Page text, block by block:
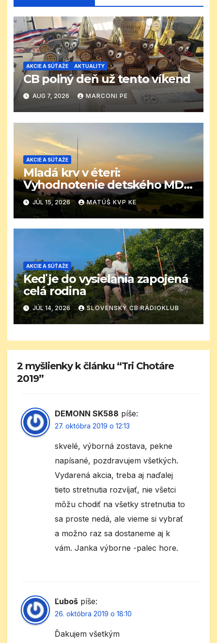
AKCIE A SÚŤAŽE AKTUALITY
CB poľný deň už tento víkend
AUG 7, 2026 MARCONI PE
AKCIE A SÚŤAŽE
Mladá krv v éteri:
Vyhodnotenie detského MDD
CB závodu
JÚL 15, 2026 MATÚŠ KVP KE
AKCIE A SÚŤAŽE
Keď je do vysielania zapojená
celá rodina
JÚL 14, 2026 SLOVENSKÝ CB RÁDIOKLUB
2 myšlienky k článku “Tri Chotáre
2019”
DEMONN SK588 píše:
27. októbra 2019 o 12:13
skvelé, výborná zostava, pekne
napísané, pozdravujem všetkých.
Vydarená akcia, treba aj naďalej
tieto stretnutia rozvíjať, nie všetci
môžu chodiť na všetky stretnutia to
sa proste nedá, ale vieme si vybrať
a možno raz sa dostaneme aj k
vám. Janka výborne -palec hore.
Ľuboš píše:
26. októbra 2019 o 18:10
Ďakujem všetkým